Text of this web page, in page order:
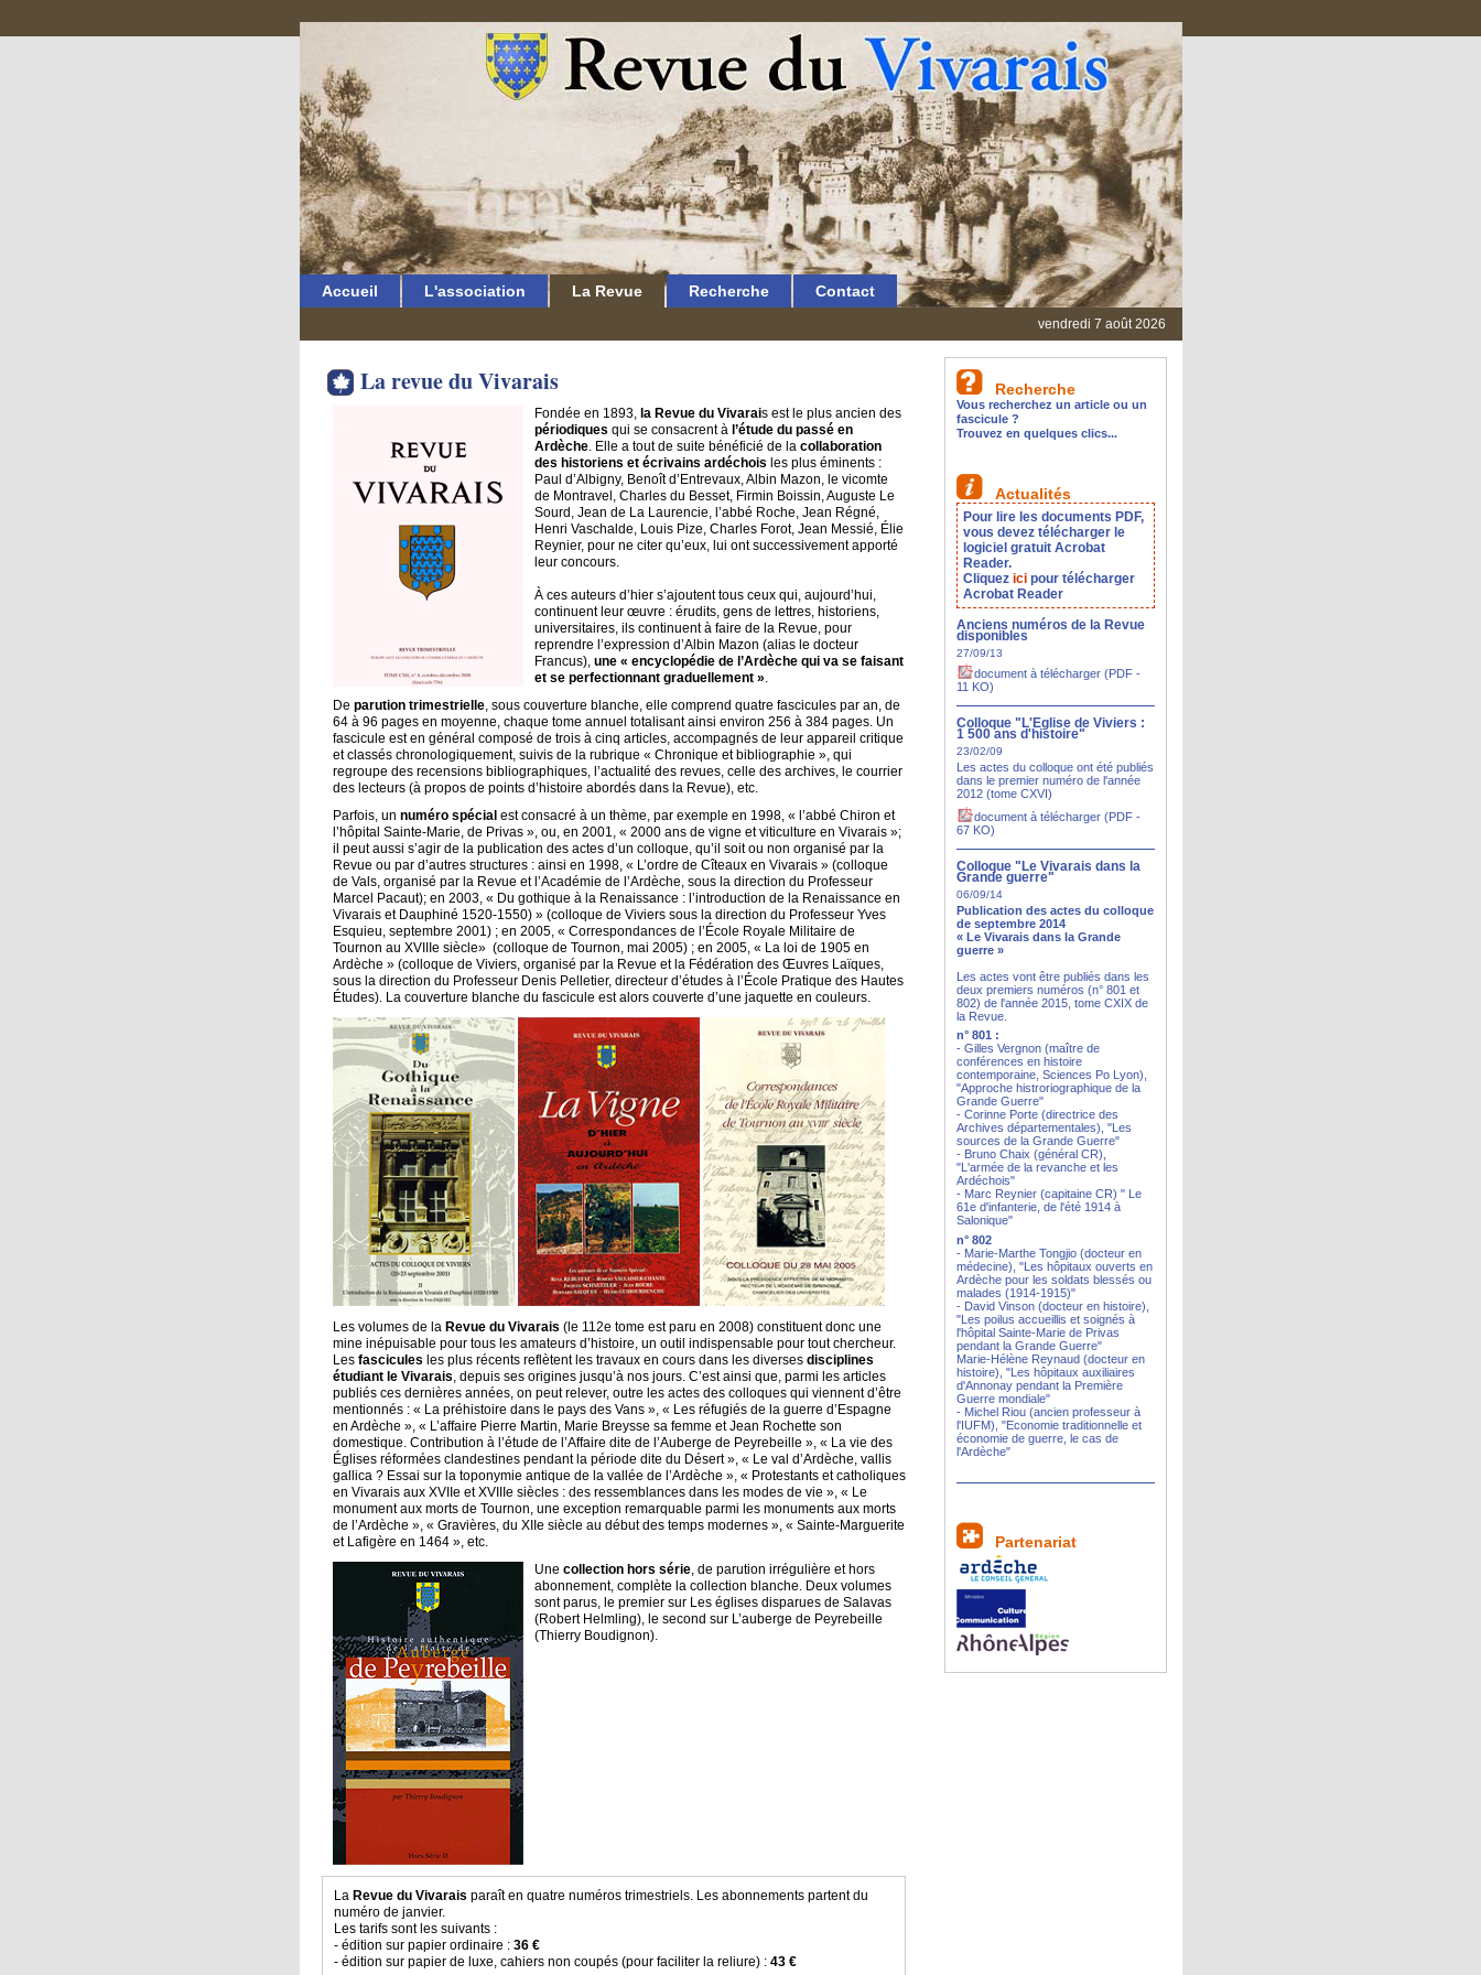
Accueil L'association La Revue Recherche Contact
vendredi 7 août 2026
La revue du Vivarais
Fondée en 1893, la Revue du Vivarais est le plus ancien des
périodiques qui se consacrent à l’étude du passé en
Ardèche. Elle a tout de suite bénéficié de la collaboration
des historiens et écrivains ardéchois les plus éminents :
Paul d’Albigny, Benoît d’Entrevaux, Albin Mazon, le vicomte
de Montravel, Charles du Besset, Firmin Boissin, Auguste Le
Sourd, Jean de La Laurencie, l’abbé Roche, Jean Régné,
Henri Vaschalde, Louis Pize, Charles Forot, Jean Messié, Élie
Reynier, pour ne citer qu’eux, lui ont successivement apporté
leur concours.
À ces auteurs d’hier s’ajoutent tous ceux qui, aujourd’hui,
continuent leur œuvre : érudits, gens de lettres, historiens,
universitaires, ils continuent à faire de la Revue, pour
reprendre l’expression d’Albin Mazon (alias le docteur
Francus), une « encyclopédie de l’Ardèche qui va se faisant
et se perfectionnant graduellement ».
De parution trimestrielle, sous couverture blanche, elle comprend quatre fascicules par an, de
64 à 96 pages en moyenne, chaque tome annuel totalisant ainsi environ 256 à 384 pages. Un
fascicule est en général composé de trois à cinq articles, accompagnés de leur appareil critique
et classés chronologiquement, suivis de la rubrique « Chronique et bibliographie », qui
regroupe des recensions bibliographiques, l’actualité des revues, celle des archives, le courrier
des lecteurs (à propos de points d’histoire abordés dans la Revue), etc.
Parfois, un numéro spécial est consacré à un thème, par exemple en 1998, « l’abbé Chiron et
l’hôpital Sainte-Marie, de Privas », ou, en 2001, « 2000 ans de vigne et viticulture en Vivarais »;
il peut aussi s’agir de la publication des actes d’un colloque, qu’il soit ou non organisé par la
Revue ou par d’autres structures : ainsi en 1998, « L’ordre de Cîteaux en Vivarais » (colloque
de Vals, organisé par la Revue et l’Académie de l’Ardèche, sous la direction du Professeur
Marcel Pacaut); en 2003, « Du gothique à la Renaissance : l’introduction de la Renaissance en
Vivarais et Dauphiné 1520-1550) » (colloque de Viviers sous la direction du Professeur Yves
Esquieu, septembre 2001) ; en 2005, « Correspondances de l’École Royale Militaire de
Tournon au XVIIIe siècle» (colloque de Tournon, mai 2005) ; en 2005, « La loi de 1905 en
Ardèche » (colloque de Viviers, organisé par la Revue et la Fédération des Œuvres Laïques,
sous la direction du Professeur Denis Pelletier, directeur d’études à l’École Pratique des Hautes
Études). La couverture blanche du fascicule est alors couverte d’une jaquette en couleurs.
Les volumes de la Revue du Vivarais (le 112e tome est paru en 2008) constituent donc une
mine inépuisable pour tous les amateurs d’histoire, un outil indispensable pour tout chercheur.
Les fascicules les plus récents reflètent les travaux en cours dans les diverses disciplines
étudiant le Vivarais, depuis ses origines jusqu’à nos jours. C’est ainsi que, parmi les articles
publiés ces dernières années, on peut relever, outre les actes des colloques qui viennent d’être
mentionnés : « La préhistoire dans le pays des Vans », « Les réfugiés de la guerre d’Espagne
en Ardèche », « L’affaire Pierre Martin, Marie Breysse sa femme et Jean Rochette son
domestique. Contribution à l’étude de l’Affaire dite de l’Auberge de Peyrebeille », « La vie des
Églises réformées clandestines pendant la période dite du Désert », « Le val d’Ardèche, vallis
gallica ? Essai sur la toponymie antique de la vallée de l’Ardèche », « Protestants et catholiques
en Vivarais aux XVIIe et XVIIIe siècles : des ressemblances dans les modes de vie », « Le
monument aux morts de Tournon, une exception remarquable parmi les monuments aux morts
de l’Ardèche », « Gravières, du XIIe siècle au début des temps modernes », « Sainte-Marguerite
et Lafigère en 1464 », etc.
Une collection hors série, de parution irrégulière et hors
abonnement, complète la collection blanche. Deux volumes
sont parus, le premier sur Les églises disparues de Salavas
(Robert Helmling), le second sur L’auberge de Peyrebeille
(Thierry Boudignon).
La Revue du Vivarais paraît en quatre numéros trimestriels. Les abonnements partent du
numéro de janvier.
Les tarifs sont les suivants :
- édition sur papier ordinaire : 36 €
- édition sur papier de luxe, cahiers non coupés (pour faciliter la reliure) : 43 €
Recherche
Vous recherchez un article ou un
fascicule ?
Trouvez en quelques clics...
Actualités
Pour lire les documents PDF,
vous devez télécharger le
logiciel gratuit Acrobat
Reader.
Cliquezici pour télécharger
Acrobat Reader
Anciens numéros de la Revue
disponibles
27/09/13
document à télécharger (PDF -
11 KO)
Colloque "L'Eglise de Viviers :
1 500 ans d'histoire"
23/02/09
Les actes du colloque ont été publiés
dans le premier numéro de l'année
2012 (tome CXVI)
document à télécharger (PDF -
67 KO)
Colloque "Le Vivarais dans la
Grande guerre"
06/09/14
Publication des actes du colloque
de septembre 2014
« Le Vivarais dans la Grande
guerre »
Les actes vont être publiés dans les
deux premiers numéros (n° 801 et
802) de l'année 2015, tome CXIX de
la Revue.
n° 801 :
- Gilles Vergnon (maître de
conférences en histoire
contemporaine, Sciences Po Lyon),
"Approche histroriographique de la
Grande Guerre"
- Corinne Porte (directrice des
Archives départementales), "Les
sources de la Grande Guerre"
- Bruno Chaix (général CR),
"L'armée de la revanche et les
Ardéchois"
- Marc Reynier (capitaine CR) " Le
61e d'infanterie, de l'été 1914 à
Salonique"
n° 802
- Marie-Marthe Tongjio (docteur en
médecine), "Les hôpitaux ouverts en
Ardèche pour les soldats blessés ou
malades (1914-1915)"
- David Vinson (docteur en histoire),
"Les poilus accueillis et soignés à
l'hôpital Sainte-Marie de Privas
pendant la Grande Guerre"
Marie-Hélène Reynaud (docteur en
histoire), "Les hôpitaux auxiliaires
d'Annonay pendant la Première
Guerre mondiale"
- Michel Riou (ancien professeur à
l'IUFM), "Economie traditionnelle et
économie de guerre, le cas de
l'Ardèche"
Partenariat